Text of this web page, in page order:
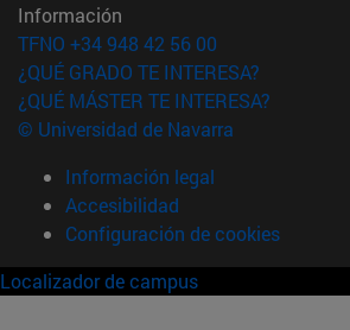
Información
TFNO +34 948 42 56 00
¿QUÉ GRADO TE INTERESA?
¿QUÉ MÁSTER TE INTERESA?
© Universidad de Navarra
Información legal
Accesibilidad
Configuración de cookies
Localizador de campus